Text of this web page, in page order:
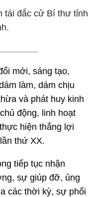
tái đắc cử Bí thư tỉnh
mới, sáng tạo,
làm, dám chịu
và phát huy kinh
động, linh hoạt
hiện thắng lợi
thứ XX.
tiếp tục nhận
sự giúp đỡ, ủng
các thời kỳ, sự phối